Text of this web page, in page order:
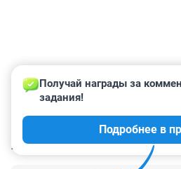
КОММЕНТАРИИ 43
Получай награды за
задания!
Подробнее в